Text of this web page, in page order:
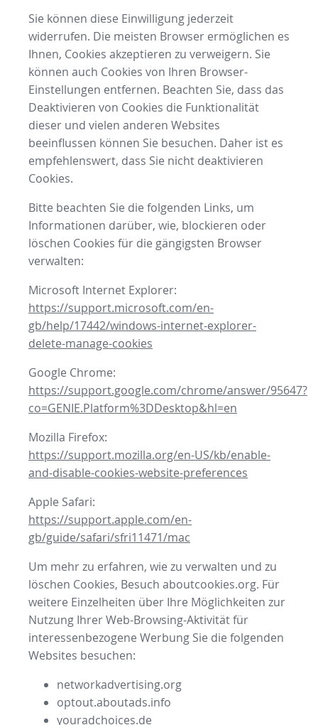
Sie können diese Einwilligung jederzeit
widerrufen. Die meisten Browser ermöglichen es
Ihnen, Cookies akzeptieren zu verweigern. Sie
können auch Cookies von Ihren Browser-
Einstellungen entfernen. Beachten Sie, dass das
Deaktivieren von Cookies die Funktionalität
dieser und vielen anderen Websites
beeinflussen können Sie besuchen. Daher ist es
empfehlenswert, dass Sie nicht deaktivieren
Cookies.
Bitte beachten Sie die folgenden Links, um
Informationen darüber, wie, blockieren oder
löschen Cookies für die gängigsten Browser
verwalten:
Microsoft Internet Explorer:
https://support.microsoft.com/en-
gb/help/17442/windows-internet-explorer-
delete-manage-cookies
Google Chrome:
https://support.google.com/chrome/answer/95647?
co=GENIE.Platform%3DDesktop&hl=en
Mozilla Firefox:
https://support.mozilla.org/en-US/kb/enable-
and-disable-cookies-website-preferences
Apple Safari:
https://support.apple.com/en-
gb/guide/safari/sfri11471/mac
Um mehr zu erfahren, wie zu verwalten und zu
löschen Cookies, Besuch aboutcookies.org. Für
weitere Einzelheiten über Ihre Möglichkeiten zur
Nutzung Ihrer Web-Browsing-Aktivität für
interessenbezogene Werbung Sie die folgenden
Websites besuchen:
networkadvertising.org
optout.aboutads.info
youradchoices.de